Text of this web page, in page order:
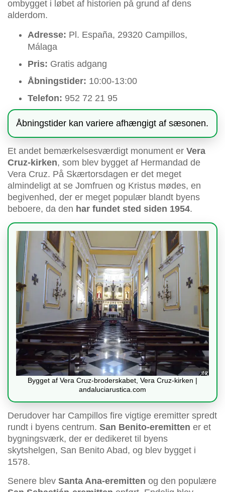
ombygget i løbet af historien på grund af dens
alderdom.
Adresse: Pl. España, 29320 Campillos,
Málaga
Pris: Gratis adgang
Åbningstider: 10:00-13:00
Telefon: 952 72 21 95
Åbningstider kan variere afhængigt af sæsonen.
Et andet bemærkelsesværdigt monument er Vera
Cruz-kirken, som blev bygget af Hermandad de
Vera Cruz. På Skærtorsdagen er det meget
almindeligt at se Jomfruen og Kristus mødes, en
begivenhed, der er meget populær blandt byens
beboere, da den har fundet sted siden 1954.
Bygget af Vera Cruz-broderskabet, Vera Cruz-kirken |
andaluciarustica.com
Derudover har Campillos fire vigtige eremitter spredt
rundt i byens centrum. San Benito-eremitten er et
bygningsværk, der er dedikeret til byens
skytshelgen, San Benito Abad, og blev bygget i
1578.
Senere blev Santa Ana-eremitten og den populære